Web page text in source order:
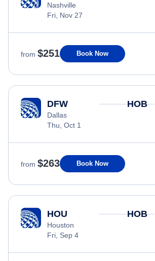
Nashville
Fri, Nov 27
from $251 Book Now
DFW
Dallas
Thu, Oct 1
HOB
from $263 Book Now
HOU
Houston
Fri, Sep 4
HOB